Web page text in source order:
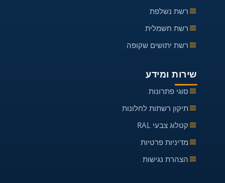
רשת נשלפת
רשת חשמלית
רשת יתושים שקופה
שירות ומידע
סוגי פתרונות
תיקון רשתות לחלונות
קטלוג צבעי RAL
מדיניות פרטיות
הצהרת נגישות